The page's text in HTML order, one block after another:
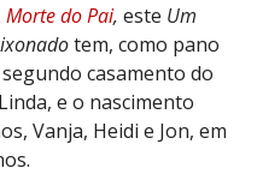
Morte do Pai, este Um
tem, como pano
casamento do
e o nascimento
Vanja, Heidi e Jon, em